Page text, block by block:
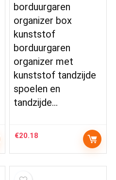
borduurgaren
organizer box
kunststof
borduurgaren
organizer met
kunststof tandzijde
spoelen en
tandzijde…
€20.18